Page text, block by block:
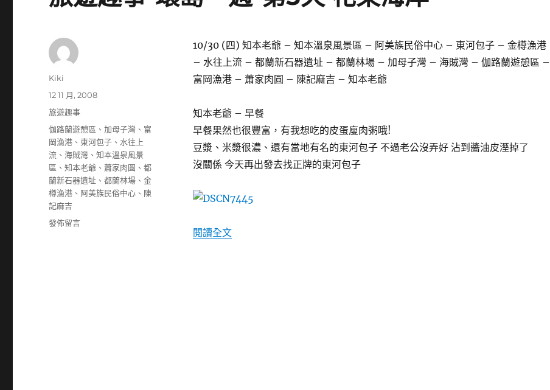
10/30 (四) 知本老爺 – 知本溫泉風景區 – 阿美族民俗中心 – 東河包子 – 金樽漁港
– 水往上流 – 都蘭新石器遺址 – 都蘭林場 – 加母子灣 – 海賊灣 – 伽路蘭遊憩區 –
富岡漁港 – 蕭家肉圓 – 陳記麻吉 – 知本老爺
知本老爺 – 早餐
早餐果然也很豐富，有我想吃的皮蛋廋肉粥哦!
豆漿、米漿很濃、還有當地有名的東河包子 不過老公沒弄好 沾到醬油皮溼掉了
沒關係 今天再出發去找正牌的東河包子
閱讀全文〈旅遊趣事-環島一週-第5天 花東海岸〉
作
Kiki
發
佈
期:
12 11 月, 2008
分
類
旅遊趣事
標
籤
伽路蘭遊憩區 、加母子灣 、 富
岡漁港 、 東河包子 、 水往上
流 、 海賊灣 、知本溫泉風景
區 、知本老爺 、蕭家肉圓 、都
蘭新石器遺址 、都蘭林場 、金
樽漁港 、 阿美族民俗中心 、 陳
記麻吉
在
發佈留言